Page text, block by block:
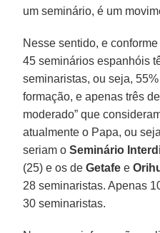
um seminário, é um
Nesse sentido, e
45 seminários espanhóis
seminaristas, ou seja,
formação, e apenas três
moderado” que
atualmente o Papa, ou
seriam oSeminário
(25) e os deGetafe e
28 seminaristas. Apenas
30 seminaristas.